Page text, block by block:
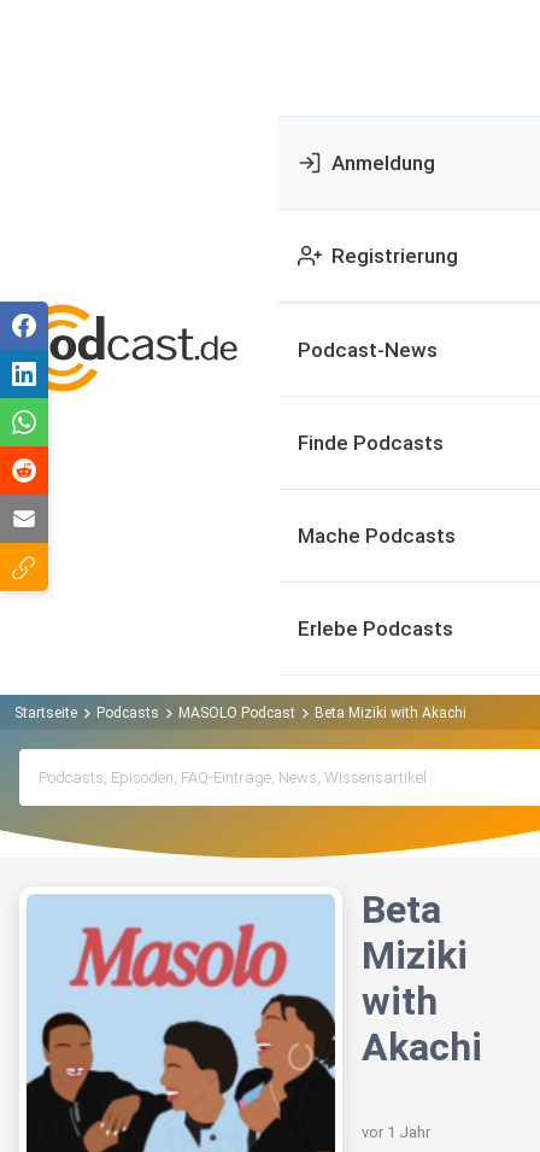
Anmeldung
Registrierung
Podcast-News
Finde Podcasts
Mache Podcasts
Erlebe Podcasts
Startseite Podcasts MASOLO Podcast Beta Miziki with Akachi
Beta
Miziki
with
Akachi
vor 1 Jahr